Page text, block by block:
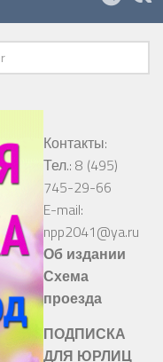
Контакты:
Тел.: 8 (495)
745-29-66
E-mail:
npp2041@ya.ru
Об издании
Схема
проезда
ПОДПИСКА
ДЛЯ ЮРЛИЦ